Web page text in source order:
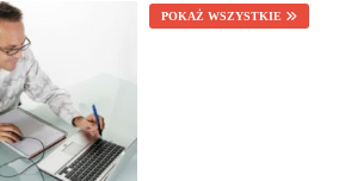
POKAŻ WSZYSTKIE